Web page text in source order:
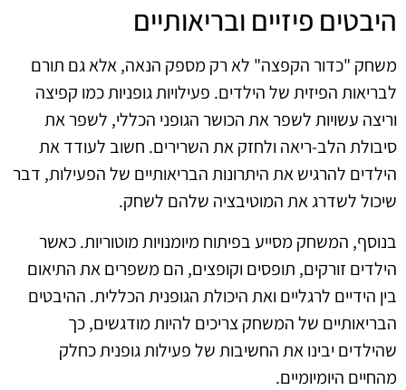
היבטים פיזיים ובריאותיים
משחק "כדור הקפצה" לא רק מספק הנאה, אלא גם תורם
לבריאות הפיזית של הילדים. פעילויות גופניות כמו קפיצה
וריצה עשויות לשפר את הכושר הגופני הכללי, לשפר את
סיבולת הלב-ריאה ולחזק את השרירים. חשוב לעודד את
הילדים להרגיש את היתרונות הבריאותיים של הפעילות, דבר
שיכול לשדרג את המוטיבציה שלהם לשחק.
בנוסף, המשחק מסייע בפיתוח מיומנויות מוטוריות. כאשר
הילדים זורקים, תופסים וקופצים, הם משפרים את התיאום
בין הידיים לרגליים ואת היכולת הגופנית הכללית. ההיבטים
הבריאותיים של המשחק צריכים להיות מודגשים, כך
שהילדים יבינו את החשיבות של פעילות גופנית כחלק
מהחיים היומיומיים.